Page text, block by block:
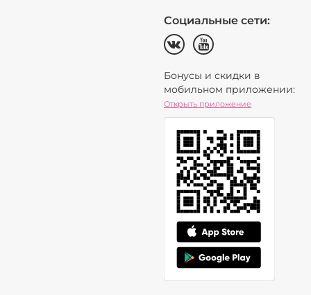
Социальные сети:
Бонусы и скидки в
мобильном приложении:
Открыть приложение